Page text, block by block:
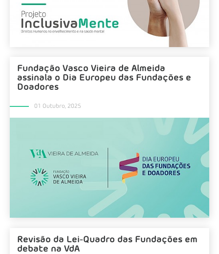
Fundação Vasco Vieira de Almeida
assinala o Dia Europeu das Fundações e
Doadores
01 Outubro, 2025
Revisão da Lei-Quadro das Fundações em
debate na VdA